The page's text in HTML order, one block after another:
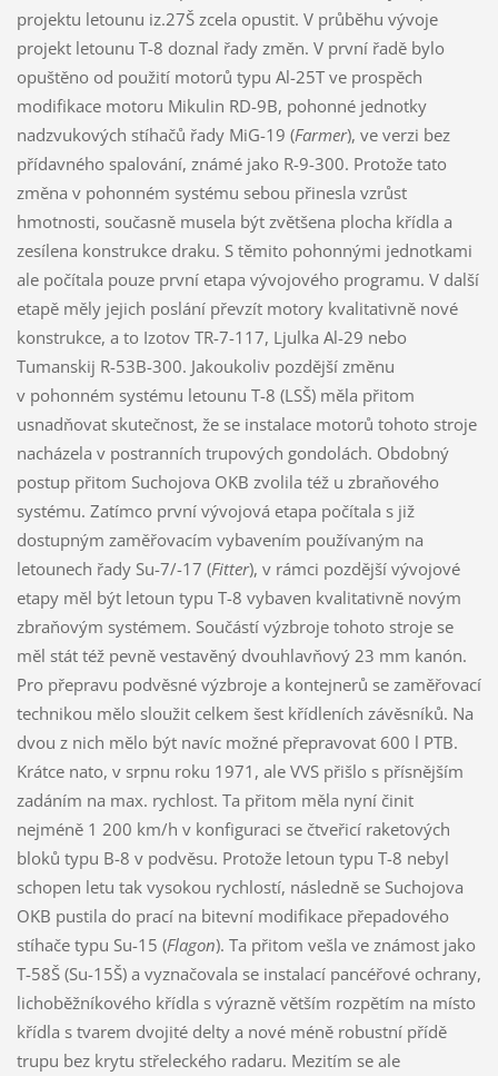
projektu letounu iz.27Š zcela opustit. V průběhu vývoje
projekt letounu T-8 doznal řady změn. V první řadě bylo
opuštěno od použití motorů typu Al-25T ve prospěch
modifikace motoru Mikulin RD-9B, pohonné jednotky
nadzvukových stíhačů řady MiG-19 (Farmer), ve verzi bez
přídavného spalování, známé jako R-9-300. Protože tato
změna v pohonném systému sebou přinesla vzrůst
hmotnosti, současně musela být zvětšena plocha křídla a
zesílena konstrukce draku. S těmito pohonnými jednotkami
ale počítala pouze první etapa vývojového programu. V další
etapě měly jejich poslání převzít motory kvalitativně nové
konstrukce, a to Izotov TR-7-117, Ljulka Al-29 nebo
Tumanskij R-53B-300. Jakoukoliv pozdější změnu
v pohonném systému letounu T-8 (LSŠ) měla přitom
usnadňovat skutečnost, že se instalace motorů tohoto stroje
nacházela v postranních trupových gondolách. Obdobný
postup přitom Suchojova OKB zvolila též u zbraňového
systému. Zatímco první vývojová etapa počítala s již
dostupným zaměřovacím vybavením používaným na
letounech řady Su-7/-17 (Fitter), v rámci pozdější vývojové
etapy měl být letoun typu T-8 vybaven kvalitativně novým
zbraňovým systémem. Součástí výzbroje tohoto stroje se
měl stát též pevně vestavěný dvouhlavňový 23 mm kanón.
Pro přepravu podvěsné výzbroje a kontejnerů se zaměřovací
technikou mělo sloužit celkem šest křídleních závěsníků. Na
dvou z nich mělo být navíc možné přepravovat 600 l PTB.
Krátce nato, v srpnu roku 1971, ale VVS přišlo s přísnějším
zadáním na max. rychlost. Ta přitom měla nyní činit
nejméně 1 200 km/h v konfiguraci se čtveřicí raketových
bloků typu B-8 v podvěsu. Protože letoun typu T-8 nebyl
schopen letu tak vysokou rychlostí, následně se Suchojova
OKB pustila do prací na bitevní modifikace přepadového
stíhače typu Su-15 (Flagon). Ta přitom vešla ve známost jako
T-58Š (Su-15Š) a vyznačovala se instalací pancéřové ochrany,
lichoběžníkového křídla s výrazně větším rozpětím na místo
křídla s tvarem dvojité delty a nové méně robustní přídě
trupu bez krytu střeleckého radaru. Mezitím se ale